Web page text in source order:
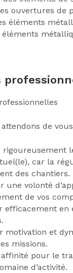
ouvertures de
éléments
éléments
de vous
rigoureusement
car la
des chantiers.
une volonté
de vos
efficacement
motivation et
missions.
pour le
d’activité.